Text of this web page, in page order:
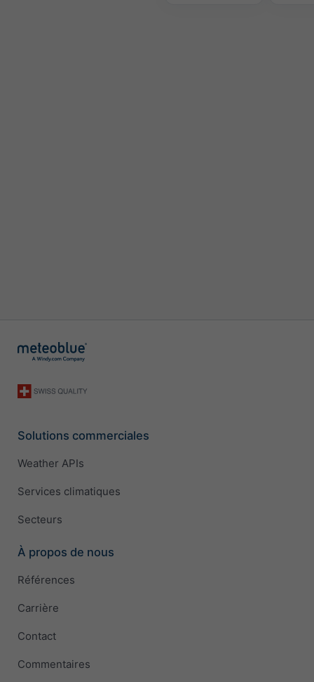
Solutions commerciales
Weather APIs
Services climatiques
Secteurs
À propos de nous
Références
Carrière
Contact
Commentaires